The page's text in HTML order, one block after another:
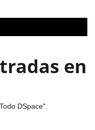
en
DSpace".